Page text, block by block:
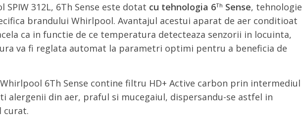
312L, 6Th Sense este dotat cu tehnologia 6Th Sense, tehnologie
brandului Whirlpool. Avantajul acestui aparat de aer conditioat
ca in functie de ce temperatura detecteaza senzorii in locuinta,
va fi reglata automat la parametri optimi pentru a beneficia de
6Th Sense contine filtru HD+ Active carbon prin intermediul
alergenii din aer, praful si mucegaiul, dispersandu-se astfel in
curat.